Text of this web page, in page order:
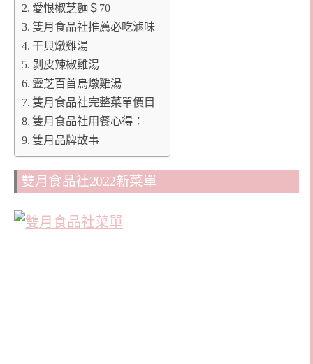
愛恨椒芝麵＄70
雙月食品社推薦必吃滷味
干貝燉雞湯
剝皮辣椒雞湯
靈芝百首烏燉雞湯
雙月食品社完整菜單價目
雙月食品社用餐心得：
雙月品牌故事
雙月食品社2022新菜單